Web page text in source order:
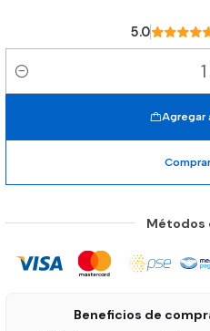
5.0
Cantidad
Agregar
Métodos
Beneficios de